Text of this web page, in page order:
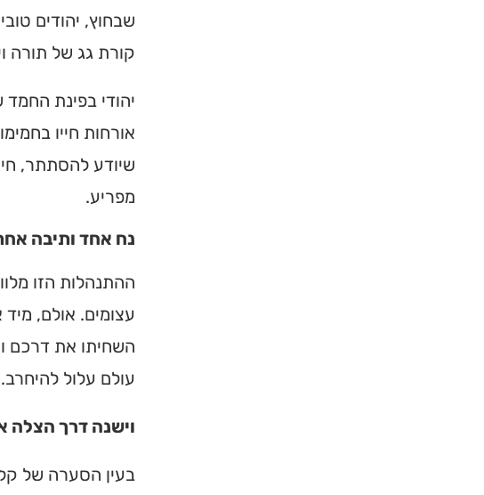
שבחוץ, יהודים
קורת גג של תורה
יהודי בפינת
אורחות חייו
שיודע להסתתר, חי
מפריע.
נח אחד ותיבה
ההתנהלות הזו
עצומים. אולם,
השחיתו את דרכם
עולם עלול
וישנה דרך הצלה
בעין הסערה של